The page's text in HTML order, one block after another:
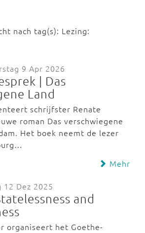
nach tag(s): Lezing:
9 Apr 2026
| Das
Land
schrijfster Renate
roman Das verschwiegene
Het boek neemt de lezer
Mehr
12 Dez 2025
and
organiseert het Goethe-